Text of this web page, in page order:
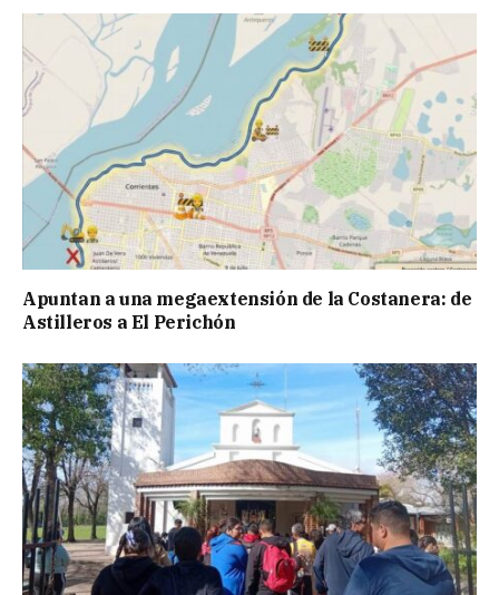
Apuntan a una megaextensión de la Costanera: de
Astilleros a El Perichón